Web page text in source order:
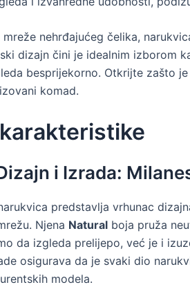
nehrđajućeg čelika,
dizajn čini je idealnim izborom
besprijekorno. Otkrijte zašto je
komad.
i Izrada:
predstavlja vrhunac
Njena Natural boja pruža
da izgleda prelijepo, već je i
osigurava da je svaki dio
modela.